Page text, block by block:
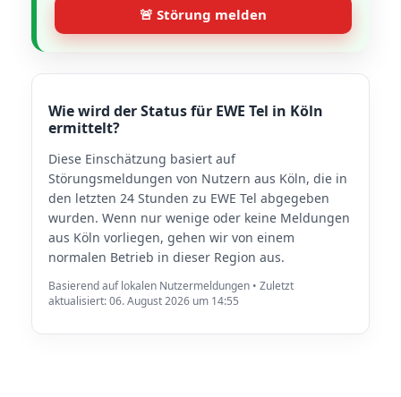
🚨 Störung melden
Wie wird der Status für EWE Tel in Köln
ermittelt?
Diese Einschätzung basiert auf
Störungsmeldungen von Nutzern aus Köln, die in
den letzten 24 Stunden zu EWE Tel abgegeben
wurden. Wenn nur wenige oder keine Meldungen
aus Köln vorliegen, gehen wir von einem
normalen Betrieb in dieser Region aus.
Basierend auf lokalen Nutzermeldungen • Zuletzt
aktualisiert: 06. August 2026 um 14:55